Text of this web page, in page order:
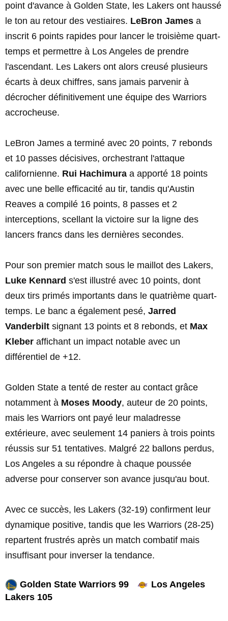
point d'avance à Golden State, les Lakers ont haussé
le ton au retour des vestiaires. LeBron James a
inscrit 6 points rapides pour lancer le troisième quart-
temps et permettre à Los Angeles de prendre
l'ascendant. Les Lakers ont alors creusé plusieurs
écarts à deux chiffres, sans jamais parvenir à
décrocher définitivement une équipe des Warriors
accrocheuse.
LeBron James a terminé avec 20 points, 7 rebonds
et 10 passes décisives, orchestrant l'attaque
californienne. Rui Hachimura a apporté 18 points
avec une belle efficacité au tir, tandis qu'Austin
Reaves a compilé 16 points, 8 passes et 2
interceptions, scellant la victoire sur la ligne des
lancers francs dans les dernières secondes.
Pour son premier match sous le maillot des Lakers,
Luke Kennard s'est illustré avec 10 points, dont
deux tirs primés importants dans le quatrième quart-
temps. Le banc a également pesé, Jarred
Vanderbilt signant 13 points et 8 rebonds, et Max
Kleber affichant un impact notable avec un
différentiel de +12.
Golden State a tenté de rester au contact grâce
notamment à Moses Moody, auteur de 20 points,
mais les Warriors ont payé leur maladresse
extérieure, avec seulement 14 paniers à trois points
réussis sur 51 tentatives. Malgré 22 ballons perdus,
Los Angeles a su répondre à chaque poussée
adverse pour conserver son avance jusqu'au bout.
Avec ce succès, les Lakers (32-19) confirment leur
dynamique positive, tandis que les Warriors (28-25)
repartent frustrés après un match combatif mais
insuffisant pour inverser la tendance.
Golden State Warriors 99
Los Angeles
Lakers 105